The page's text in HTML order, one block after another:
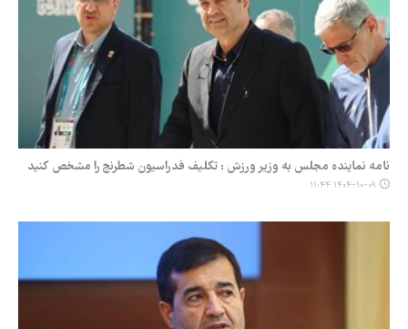
نامه نماینده مجلس به وزیر ورزش : تکلیف فدراسیون شطرنج را مشخص کنید
۱۴۰۴-۱۰-۰۹ ۱۱:۴۴